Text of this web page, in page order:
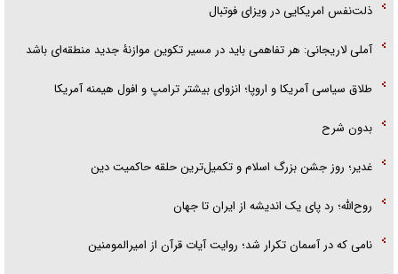
ذلت‌نفس امریکایی در ویزای فوتبال
آملی لاریجانی: هر تفاهمی باید در مسیر تکوین موازنۀ جدید منطقه‌ای باشد
طلاق سیاسی آمریکا و اروپا؛ انزوای بیشتر ترامپ و افول هیمنه آمریکا
بدون شرح
غدیر؛ روز جشن بزرگ اسلام و تکمیل‌ترین حلقه حاکمیت دین
روح‌الله؛ رد پای یک اندیشه از ایران تا جهان
نامی که در آسمان تکرار شد؛ روایت آیات قرآن از امیرالمومنین